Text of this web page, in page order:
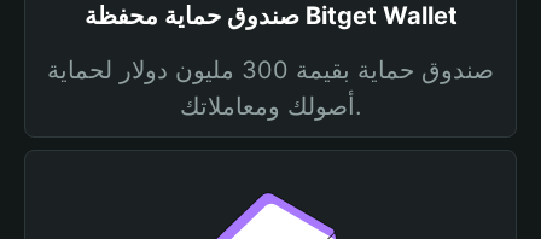
صندوق حماية محفظة Bitget Wallet
صندوق حماية بقيمة 300 مليون دولار لحماية
أصولك ومعاملاتك.